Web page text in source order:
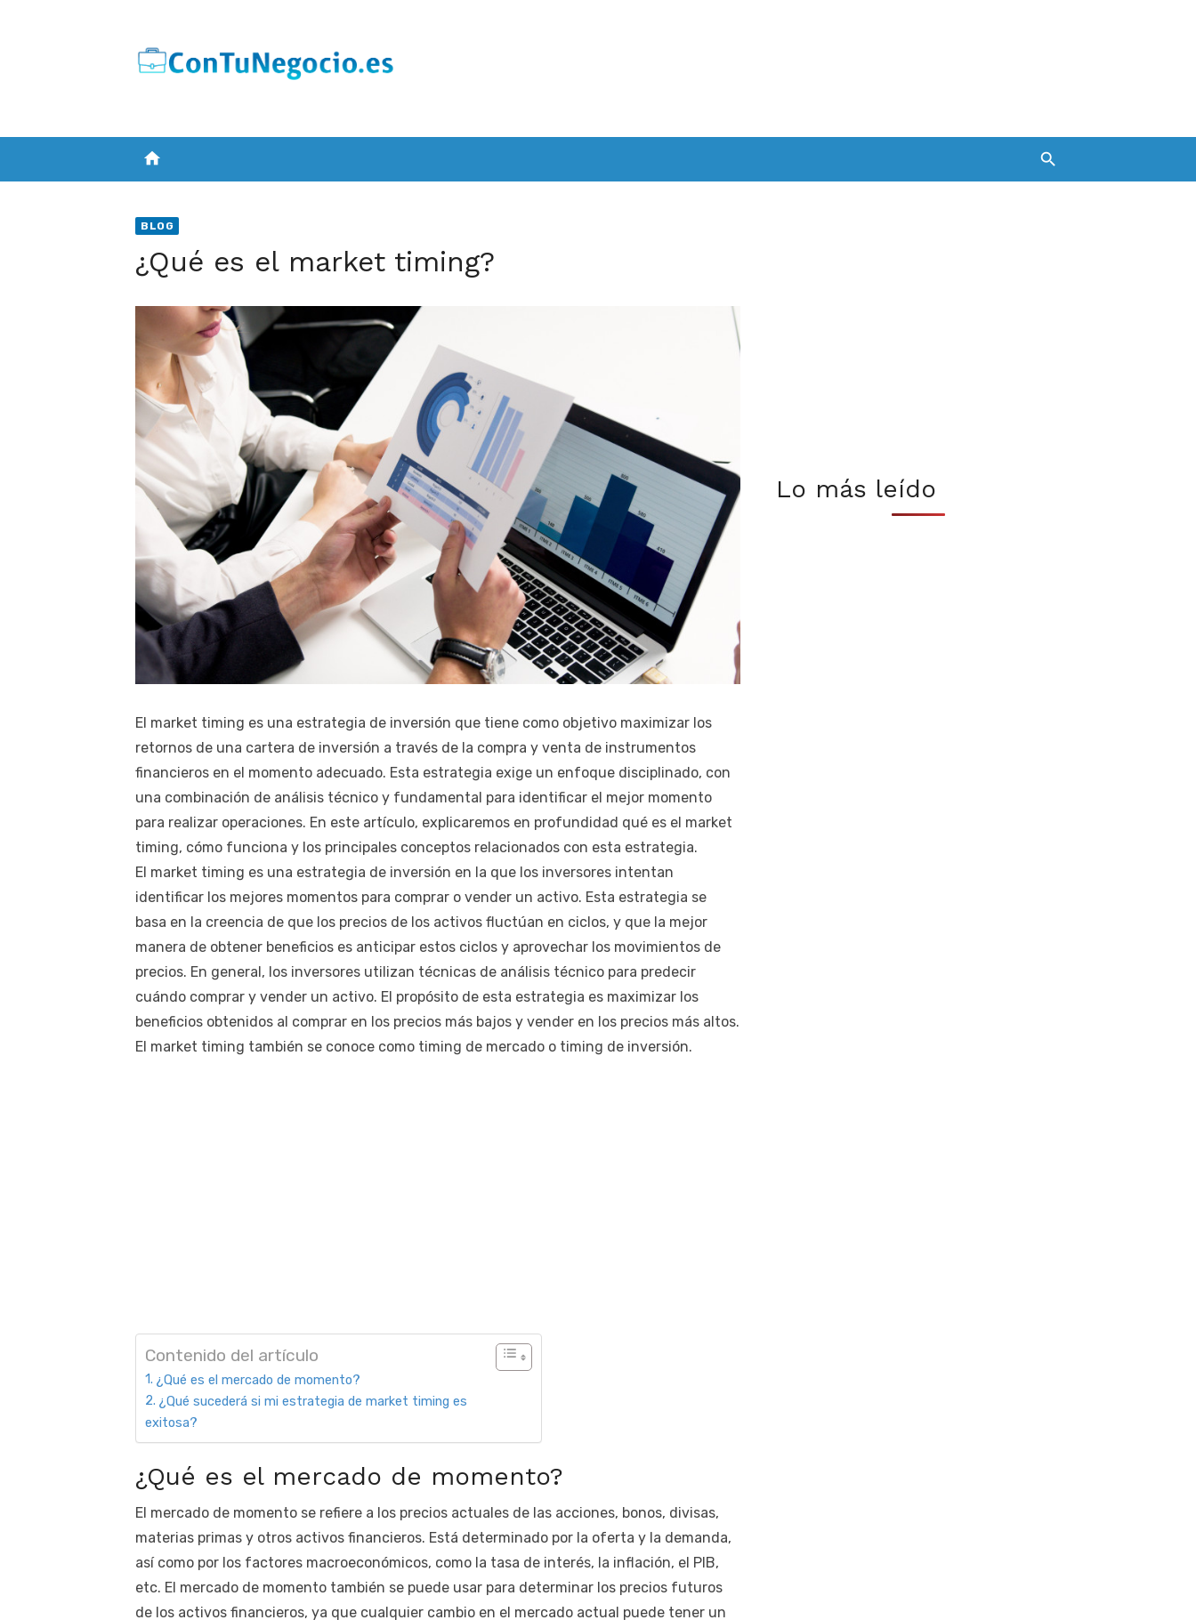
home
BLOG
¿Qué es el market timing?
El market timing es una estrategia de inversión que tiene como objetivo maximizar los
retornos de una cartera de inversión a través de la compra y venta de instrumentos
financieros en el momento adecuado. Esta estrategia exige un enfoque disciplinado, con
una combinación de análisis técnico y fundamental para identificar el mejor momento
para realizar operaciones. En este artículo, explicaremos en profundidad qué es el market
timing, cómo funciona y los principales conceptos relacionados con esta estrategia.
El market timing es una estrategia de inversión en la que los inversores intentan
identificar los mejores momentos para comprar o vender un activo. Esta estrategia se
basa en la creencia de que los precios de los activos fluctúan en ciclos, y que la mejor
manera de obtener beneficios es anticipar estos ciclos y aprovechar los movimientos de
precios. En general, los inversores utilizan técnicas de análisis técnico para predecir
cuándo comprar y vender un activo. El propósito de esta estrategia es maximizar los
beneficios obtenidos al comprar en los precios más bajos y vender en los precios más altos.
El market timing también se conoce como timing de mercado o timing de inversión.
Contenido del artículo
¿Qué es el mercado de momento?
¿Qué sucederá si mi estrategia de market timing es
exitosa?
¿Qué es el mercado de momento?
El mercado de momento se refiere a los precios actuales de las acciones, bonos, divisas,
materias primas y otros activos financieros. Está determinado por la oferta y la demanda,
así como por los factores macroeconómicos, como la tasa de interés, la inflación, el PIB,
etc. El mercado de momento también se puede usar para determinar los precios futuros
de los activos financieros, ya que cualquier cambio en el mercado actual puede tener un
Lo más leído